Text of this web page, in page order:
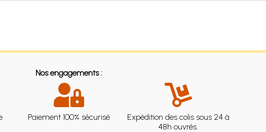
Nos engagements :
Paiement 100% sécurisé
Expédition des colis sous 24 à
48h ouvrés.